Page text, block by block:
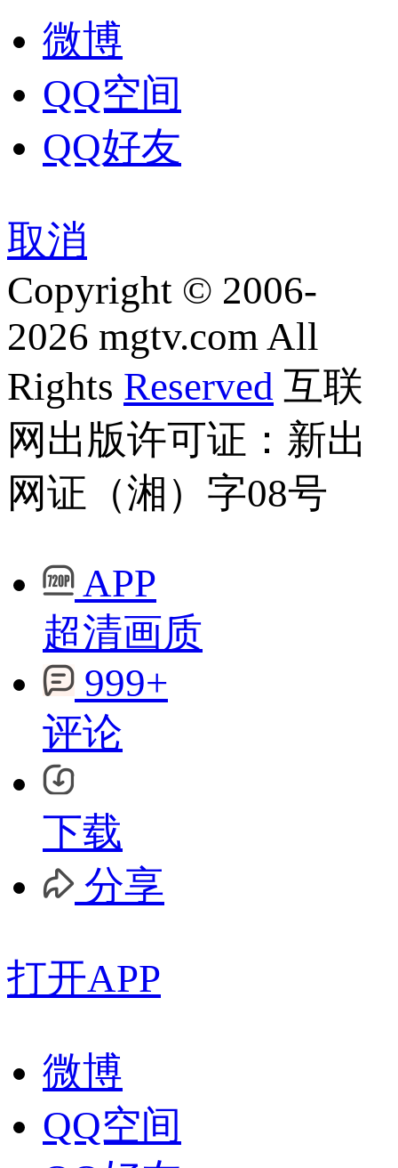
微博
QQ空间
QQ好友
取消
Copyright © 2006-
2026 mgtv.com All
Rights Reserved 互联
网出版许可证：新出
网证（湘）字08号
APP
超清画质
999+
评论
下载
分享
打开APP
微博
QQ空间